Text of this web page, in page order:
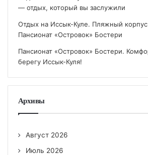
— отдых, который вы заслужили
Отдых на Иссык-Куле. Пляжный корпус
Пансионат «Островок» Бостери
Пансионат «Островок» Бостери.
берегу Иссык-Куля!
Архивы
Август 2026
Июль 2026